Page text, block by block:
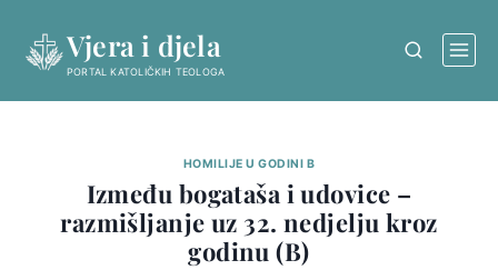
content
Vjera i djela
PORTAL KATOLIČKIH TEOLOGA
HOMILIJE U GODINI B
Između bogataša i udovice –
razmišljanje uz 32. nedjelju kroz
godinu (B)